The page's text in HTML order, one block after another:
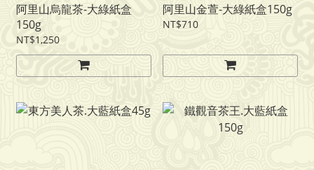
阿里山烏龍茶-大綠紙盒
150g
NT$1,250
阿里山金萱-大綠紙盒150g
NT$710